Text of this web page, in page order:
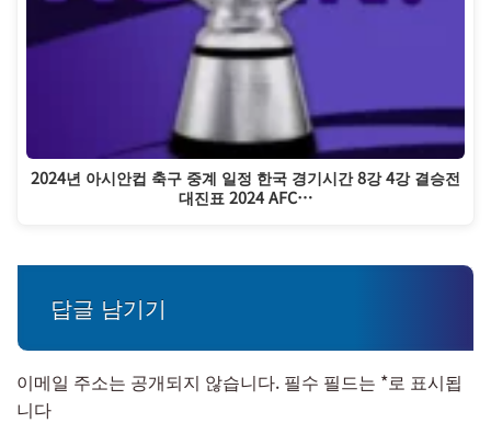
2024년 아시안컵 축구 중계 일정 한국 경기시간 8강 4강 결승전
대진표 2024 AFC…
답글 남기기
이메일 주소는 공개되지 않습니다. 필수 필드는 *로 표시됩
니다